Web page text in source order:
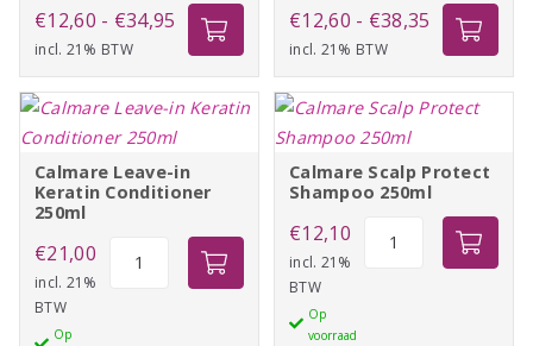
€12,60 - €34,95 Prijsklasse:
€12,60
tot
€34,95
incl. 21% BTW
€12,60 - €38,35 Prijsklasse:
€12,60
tot
€38,35
incl. 21% BTW
Calmare Leave-in
Keratin Conditioner
250ml
€21,00
incl. 21%
BTW
Op
Calmare Scalp Protect
Shampoo 250ml
€12,10
incl. 21%
BTW
Op
voorraad